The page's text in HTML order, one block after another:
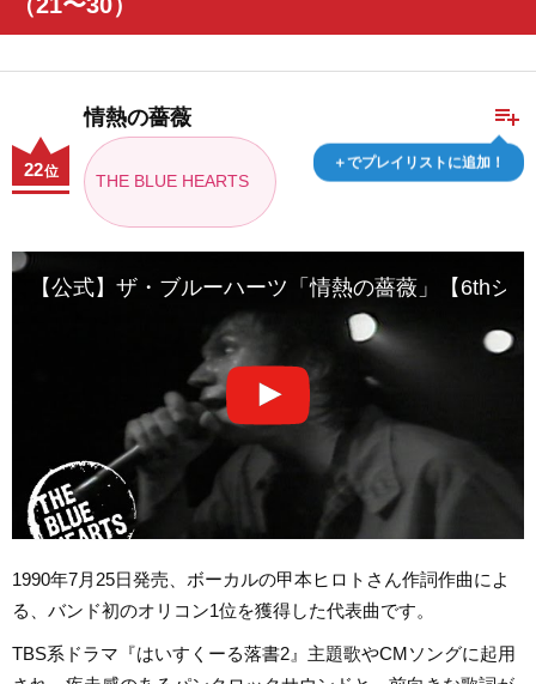
playlist_add
＋でプレイリストに追加！
情熱の薔薇
THE BLUE HEARTS
22位
【公式】ザ・ブルーハーツ「情熱の薔薇」【6thシ
1990年7月25日発売、ボーカルの甲本ヒロトさん作詞作曲によ
る、バンド初のオリコン1位を獲得した代表曲です。
TBS系ドラマ『はいすくーる落書2』主題歌やCMソングに起用